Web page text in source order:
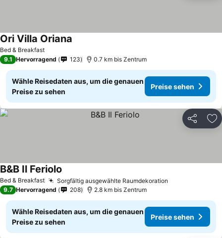
Bed & Breakfast
Ori Villa Oriana
9.1 Hervorragend 123 0.7 km bis Zentrum
Wähle Reisedaten aus, um die genauen
Preise zu sehen
Preise sehen
Teilen
Bed & Breakfast Sorgfältig ausgewählte Raumdekoration
B&B Il Feriolo
9.7 Hervorragend 208 2.8 km bis Zentrum
Wähle Reisedaten aus, um die genauen
Preise zu sehen
Preise sehen